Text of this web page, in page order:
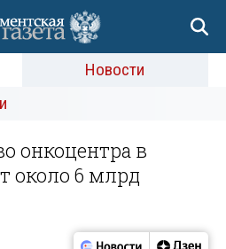
Новости
онкоцентра в
около 6 млрд